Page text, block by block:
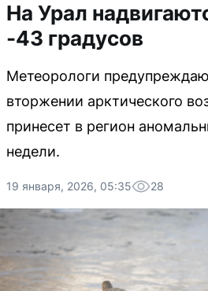
На Урал
-43 градусов
Метеорологи
вторжении арктического
принесет в регион
недели.
19 января, 2026, 05:35 28